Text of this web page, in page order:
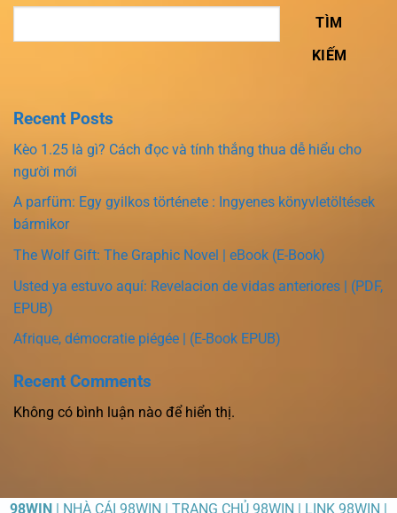
TÌM
KIẾM
Recent Posts
Kèo 1.25 là gì? Cách đọc và tính thắng thua dễ hiểu cho
người mới
A parfüm: Egy gyilkos története : Ingyenes könyvletöltések
bármikor
The Wolf Gift: The Graphic Novel | eBook (E-Book)
Usted ya estuvo aquí: Revelacion de vidas anteriores | (PDF,
EPUB)
Afrique, démocratie piégée | (E-Book EPUB)
Recent Comments
Không có bình luận nào để hiển thị.
98WIN | NHÀ CÁI 98WIN | TRANG CHỦ 98WIN | LINK 98WIN |